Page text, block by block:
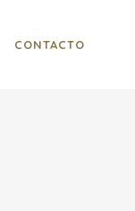
CONTACTO